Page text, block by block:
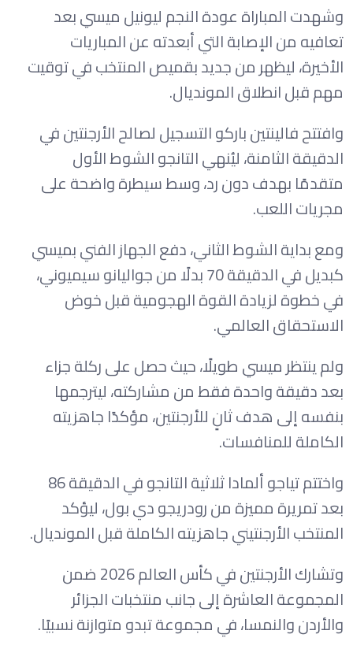
وشهدت المباراة عودة النجم ليونيل ميسي بعد
تعافيه من الإصابة التي أبعدته عن المباريات
الأخيرة، ليظهر من جديد بقميص المنتخب في توقيت
مهم قبل انطلاق المونديال.
وافتتح فالينتين باركو التسجيل لصالح الأرجنتين في
الدقيقة الثامنة، ليُنهي التانجو الشوط الأول
متقدمًا بهدف دون رد، وسط سيطرة واضحة على
مجريات اللعب.
ومع بداية الشوط الثاني، دفع الجهاز الفني بميسي
كبديل في الدقيقة 70 بدلًا من جواليانو سيميوني،
في خطوة لزيادة القوة الهجومية قبل خوض
الاستحقاق العالمي.
ولم ينتظر ميسي طويلًا، حيث حصل على ركلة جزاء
بعد دقيقة واحدة فقط من مشاركته، ليترجمها
بنفسه إلى هدف ثانٍ للأرجنتين، مؤكدًا جاهزيته
الكاملة للمنافسات.
واختتم تياجو ألمادا ثلاثية التانجو في الدقيقة 86
بعد تمريرة مميزة من رودريجو دي بول، ليؤكد
المنتخب الأرجنتيني جاهزيته الكاملة قبل المونديال.
وتشارك الأرجنتين في كأس العالم 2026 ضمن
المجموعة العاشرة إلى جانب منتخبات الجزائر
والأردن والنمسا، في مجموعة تبدو متوازنة نسبيًا.